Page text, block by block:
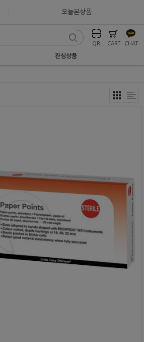
오늘본상품
QR CART CHAT
관심상품